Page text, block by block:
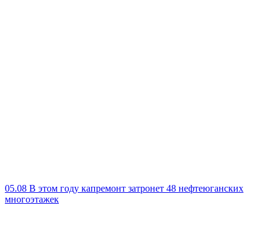
05.08 В этом году капремонт затронет 48 нефтеюганских
многоэтажек